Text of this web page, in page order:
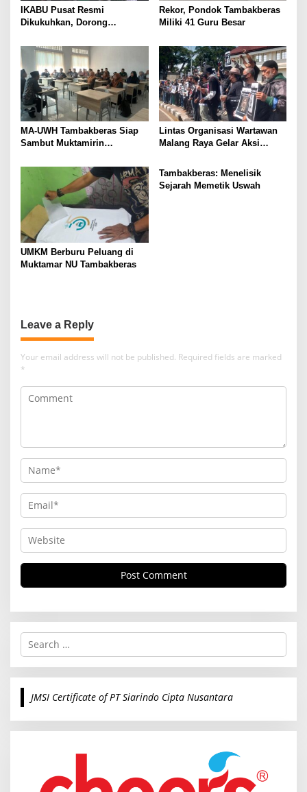
IKABU Pusat Resmi
Dikukuhkan, Dorong
Alumni
Rekor, Pondok Tambakberas
Miliki 41 Guru Besar
MA-UWH Tambakberas Siap
Sambut Muktamirin
Lintas Organisasi Wartawan
Malang Raya Gelar Aksi
Ireng”
UMKM Berburu Peluang di
Muktamar NU Tambakberas
Tambakberas: Menelisik
Sejarah Memetik Uswah
Leave a Reply
Your email address will not be published. Required fields are marked
*
S
r
c
o
JMSI Certificate of PT Siarindo Cipta Nusantara